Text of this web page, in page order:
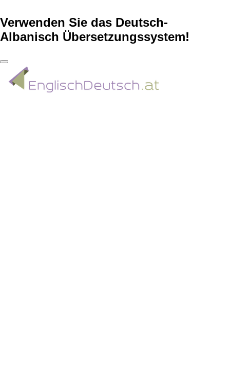
Verwenden Sie das Deutsch-
Albanisch Übersetzungssystem!